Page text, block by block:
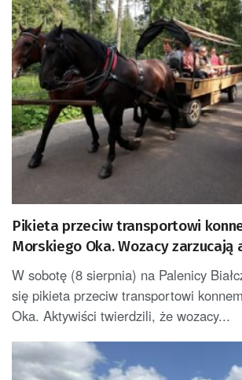
Pikieta przeciw transportowi
Morskiego Oka. Wozacy
manipulacje
W sobotę (8 sierpnia) na Palenicy
się pikieta przeciw transportowi
Oka. Aktywiści twierdzili, że wozacy...